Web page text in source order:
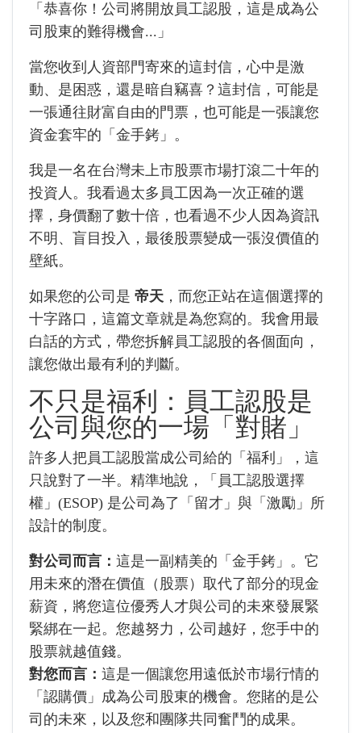
「恭喜你！公司將開放員工認股，這是成為公
司股東的難得機會...」
當您收到人資部門寄來的這封信，心中是激
動、是困惑，還是暗自竊喜？這封信，可能是
一張通往財富自由的門票，也可能是一張讓您
資金套牢的「金手銬」。
我是一名在台灣未上市股票市場打滾二十年的
投資人。我看過太多員工因為一次正確的選
擇，身價翻了數十倍，也看過不少人因為資訊
不明、盲目投入，最後股票變成一張沒價值的
壁紙。
如果您的公司是 帝天 ，而您正站在這個選擇的
十字路口，這篇文章就是為您寫的。我會用最
白話的方式，帶您拆解員工認股的各個面向，
讓您做出最有利的判斷。
不只是福利：員工認股是
公司與您的一場「對賭」
許多人把員工認股當成公司給的「福利」，這
只說對了一半。精準地說，「員工認股選擇
權」(ESOP) 是公司為了「留才」與「激勵」所
設計的制度。
對公司而言： 這是一副精美的「金手銬」。它
用未來的潛在價值（股票）取代了部分的現金
薪資，將您這位優秀人才與公司的未來發展緊
緊綁在一起。您越努力，公司越好，您手中的
股票就越值錢。
對您而言： 這是一個讓您用遠低於市場行情的
「認購價」成為公司股東的機會。您賭的是公
司的未來，以及您和團隊共同奮鬥的成果。